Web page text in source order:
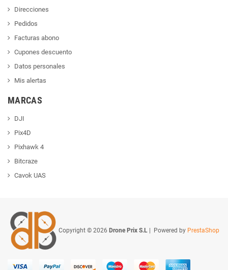
Direcciones
Pedidos
Facturas abono
Cupones descuento
Datos personales
Mis alertas
MARCAS
DJI
Pix4D
Pixhawk 4
Bitcraze
Cavok UAS
Copyright © 2026 Drone Prix S.L | Powered by PrestaShop